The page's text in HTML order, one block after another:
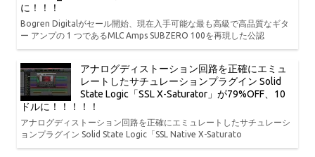
に！！！
Bogren Digitalがセール開始、現在入手可能な最も高級で高品質なギタ
ー アンプの 1 つであるMLC Amps SUBZERO 100を再現した公認
アナログディストーション回路を正確にエミュ
レートしたサチュレーションプラグイン Solid
State Logic「SSL X-Saturator」が79%OFF、10
ドルに！！！！！
アナログディストーション回路を正確にエミュレートしたサチュレーシ
ョンプラグイン Solid State Logic「SSL Native X-Saturato